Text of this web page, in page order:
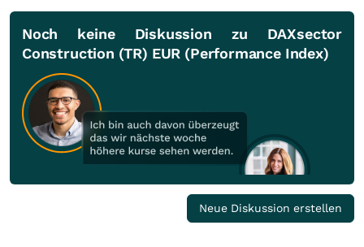
Noch keine Diskussion zu DAXsector
Construction (TR) EUR (Performance Index)
Neue Diskussion erstellen